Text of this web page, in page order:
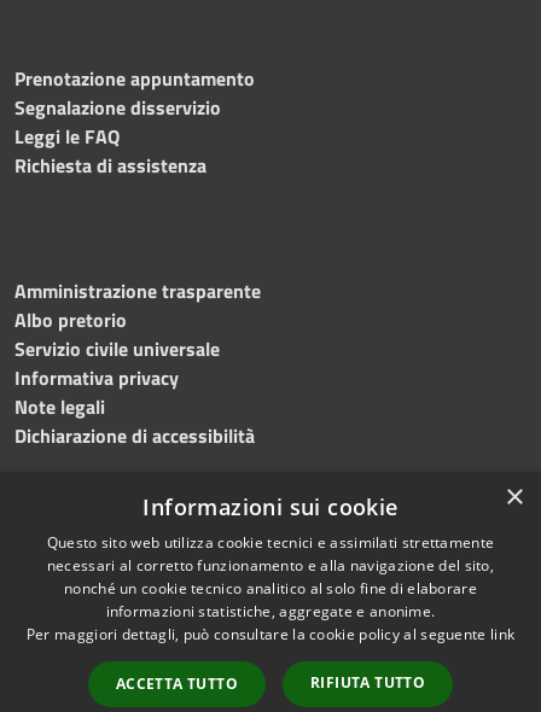
Prenotazione appuntamento
Segnalazione disservizio
Leggi le FAQ
Richiesta di assistenza
Amministrazione trasparente
Albo pretorio
Servizio civile universale
Informativa privacy
Note legali
Dichiarazione di accessibilità
RSS
Accessibilità
Cookie
Mappa del sito
Difensore civico
Copyright © 2023 •
Comune di Noicàttaro
Powered byMunicipium
Redazione•Portale
dipendente
×
Informazioni sui cookie
Questo sito web utilizza cookie tecnici e assimilati strettamente
necessari al corretto funzionamento e alla navigazione del sito,
nonché un cookie tecnico analitico al solo fine di elaborare
informazioni statistiche, aggregate e anonime.
Per maggiori dettagli, può consultare la cookie policy al seguente link
ACCETTA TUTTO RIFIUTA TUTTO